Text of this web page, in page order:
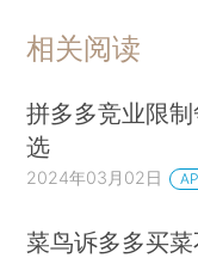
相关阅读
拼多多竞业限
选
2024年03月02日
菜鸟诉多多买